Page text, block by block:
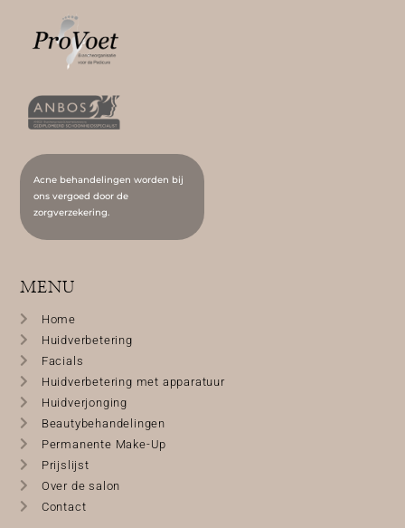
Acne behandelingen worden bij
ons vergoed door de
zorgverzekering.
MENU
Home
Huidverbetering
Facials
Huidverbetering met apparatuur
Huidverjonging
Beautybehandelingen
Permanente Make-Up
Prijslijst
Over de salon
Contact